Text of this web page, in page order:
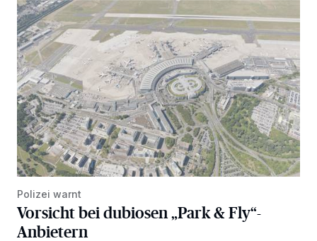
Vorsicht bei dubiosen „Park & Fly“-Anbietern
Polizei warnt
Vorsicht bei dubiosen „Park & Fly“-
Anbietern